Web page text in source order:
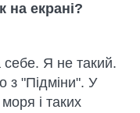
на екрані?
Я не такий.
з "Підміни". У
і таких